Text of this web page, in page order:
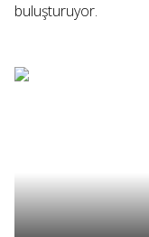
buluşturuyor.